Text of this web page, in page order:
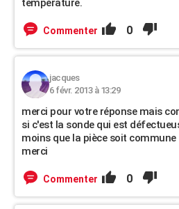
température.
Commenter 0
jacques
6 févr. 2013 à 13:29
merci pour votre réponse mais
si c'est la sonde qui est
moins que la pièce soit commune
merci
Commenter 0